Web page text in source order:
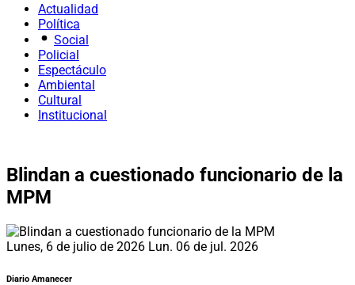
Actualidad
Política
Social
Policial
Espectáculo
Ambiental
Cultural
Institucional
Blindan a cuestionado funcionario de la
MPM
Lunes, 6 de julio de 2026 Lun. 06 de jul. 2026
Diario Amanecer